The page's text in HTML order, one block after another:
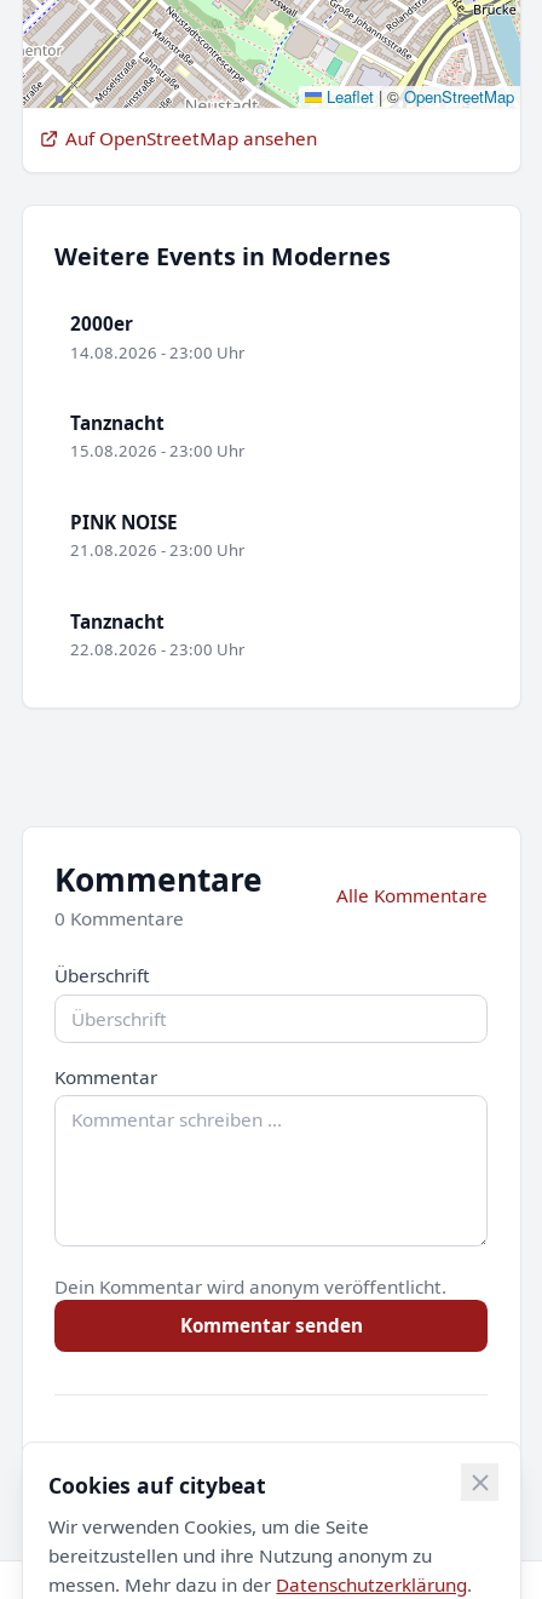
Leaflet |©OpenStreetMap
Auf OpenStreetMap ansehen
Weitere Events in Modernes
2000er
14.08.2026 - 23:00 Uhr
Tanznacht
15.08.2026 - 23:00 Uhr
PINK NOISE
21.08.2026 - 23:00 Uhr
Tanznacht
22.08.2026 - 23:00 Uhr
Kommentare
0 Kommentare
Alle Kommentare
Überschrift
Kommentar
Dein Kommentar wird anonym veröffentlicht.
Kommentar senden
Noch keine Kommentare.
Cookies auf citybeat
Wir verwenden Cookies, um die Seite
bereitzustellen und ihre Nutzung anonym zu
messen. Mehr dazu in der Datenschutzerklärung.